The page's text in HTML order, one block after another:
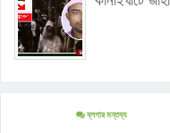
ব্লগার মন্তব্য